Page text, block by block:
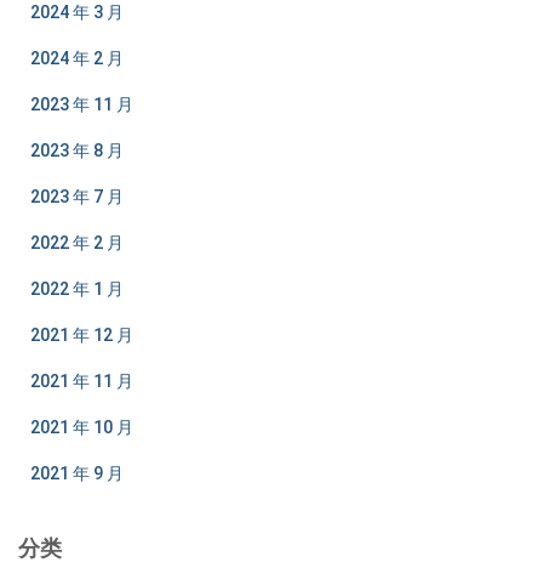
2024 年 3 月
2024 年 2 月
2023 年 11 月
2023 年 8 月
2023 年 7 月
2022 年 2 月
2022 年 1 月
2021 年 12 月
2021 年 11 月
2021 年 10 月
2021 年 9 月
分类